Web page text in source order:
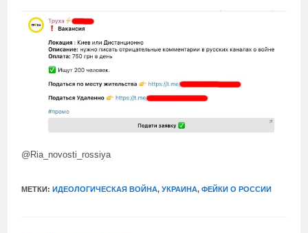
@Ria_novosti_rossiya
МЕТКИ:ИДЕОЛОГИЧЕСКАЯ ВОЙНА, УКРАИНА, ФЕЙКИ О РОССИИ